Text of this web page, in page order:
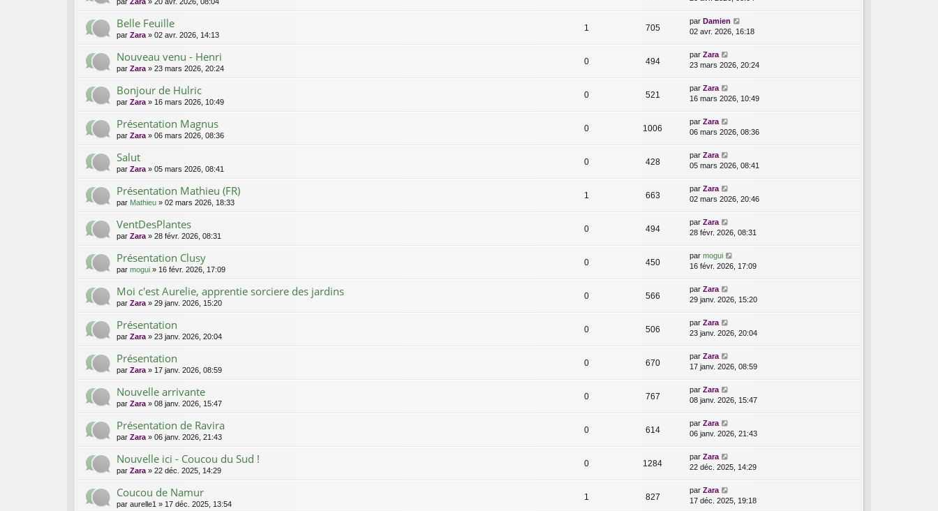
Belle Feuille
par Zara » 02 avr. 2026, 14:13
1 705
par Damien
02 avr. 2026, 16:18
Nouveau venu - Henri
par Zara » 23 mars 2026, 20:24
0 494
par Zara
23 mars 2026, 20:24
Bonjour de Hulric
par Zara » 16 mars 2026, 10:49
0 521
par Zara
16 mars 2026, 10:49
Présentation Magnus
par Zara » 06 mars 2026, 08:36
0 1006
par Zara
06 mars 2026, 08:36
Salut
par Zara » 05 mars 2026, 08:41
0 428
par Zara
05 mars 2026, 08:41
Présentation Mathieu (FR)
par Mathieu » 02 mars 2026, 18:33
1 663
par Zara
02 mars 2026, 20:46
VentDesPlantes
par Zara » 28 févr. 2026, 08:31
0 494
par Zara
28 févr. 2026, 08:31
Présentation Clusy
par mogui » 16 févr. 2026, 17:09
0 450
par mogui
16 févr. 2026, 17:09
Moi c'est Aurelie, apprentie sorciere des jardins
par Zara » 29 janv. 2026, 15:20
0 566
par Zara
29 janv. 2026, 15:20
Présentation
par Zara » 23 janv. 2026, 20:04
0 506
par Zara
23 janv. 2026, 20:04
Présentation
par Zara » 17 janv. 2026, 08:59
0 670
par Zara
17 janv. 2026, 08:59
Nouvelle arrivante
par Zara » 08 janv. 2026, 15:47
0 767
par Zara
08 janv. 2026, 15:47
Présentation de Ravira
par Zara » 06 janv. 2026, 21:43
0 614
par Zara
06 janv. 2026, 21:43
Nouvelle ici - Coucou du Sud !
par Zara » 22 déc. 2025, 14:29
0 1284
par Zara
22 déc. 2025, 14:29
Coucou de Namur
par aurelle1 » 17 déc. 2025, 13:54
1 827
par Zara
17 déc. 2025, 19:18